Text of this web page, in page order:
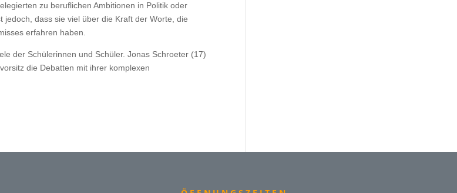
zu beruflichen Ambitionen in Politik oder
dass sie viel über die Kraft der Worte, die
erfahren haben.
der Schülerinnen und Schüler. Jonas Schroeter (17)
die Debatten mit ihrer komplexen